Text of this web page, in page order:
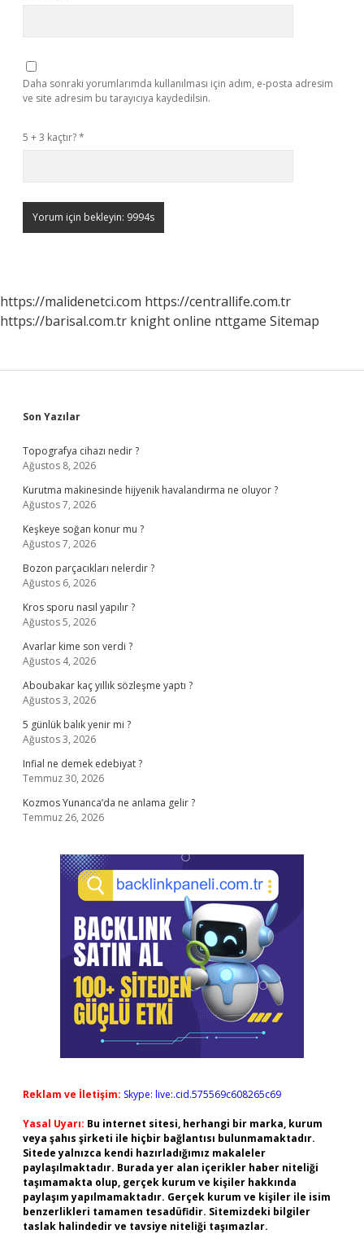
Daha sonraki yorumlarımda kullanılması için adım, e-posta adresim
ve site adresim bu tarayıcıya kaydedilsin.
5 + 3 kaçtır?*
https://malidenetci.com https://centrallife.com.tr
https://barisal.com.tr knight online nttgame Sitemap
Sidebar
Son Yazılar
Topografya cihazı nedir ?
Ağustos 8, 2026
Kurutma makinesinde hijyenik havalandırma ne oluyor ?
Ağustos 7, 2026
Keşkeye soğan konur mu ?
Ağustos 7, 2026
Bozon parçacıkları nelerdir ?
Ağustos 6, 2026
Kros sporu nasıl yapılır ?
Ağustos 5, 2026
Avarlar kime son verdi ?
Ağustos 4, 2026
Aboubakar kaç yıllık sözleşme yaptı ?
Ağustos 3, 2026
5 günlük balık yenir mi ?
Ağustos 3, 2026
Infial ne demek edebiyat ?
Temmuz 30, 2026
Kozmos Yunanca’da ne anlama gelir ?
Temmuz 26, 2026
Reklam ve İletişim: Skype: live:.cid.575569c608265c69
Yasal Uyarı: Bu internet sitesi, herhangi bir marka, kurum
veya şahıs şirketi ile hiçbir bağlantısı bulunmamaktadır.
Sitede yalnızca kendi hazırladığımız makaleler
paylaşılmaktadır. Burada yer alan içerikler haber niteliği
taşımamakta olup, gerçek kurum ve kişiler hakkında
paylaşım yapılmamaktadır. Gerçek kurum ve kişiler ile isim
benzerlikleri tamamen tesadüfidir. Sitemizdeki bilgiler
taslak halindedir ve tavsiye niteliği taşımazlar.